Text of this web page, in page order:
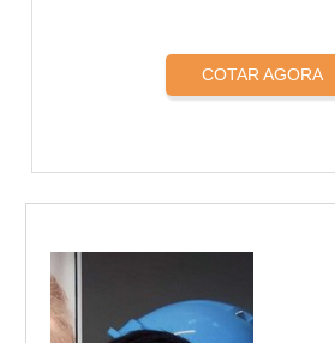
COTAR AGORA